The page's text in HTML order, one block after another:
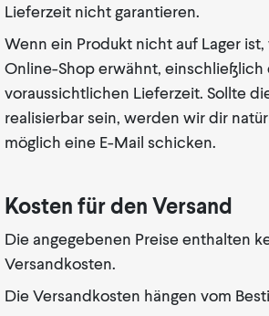
Lieferzeit nicht garantieren.
Wenn ein Produkt nicht auf Lager
Online-Shop erwähnt, einschließlich
voraussichtlichen Lieferzeit. Sollte
realisierbar sein, werden wir dir
möglich eine E-Mail schicken.
Kosten für den Versand
Die angegebenen Preise enthalten
Versandkosten.
Die Versandkosten hängen vom